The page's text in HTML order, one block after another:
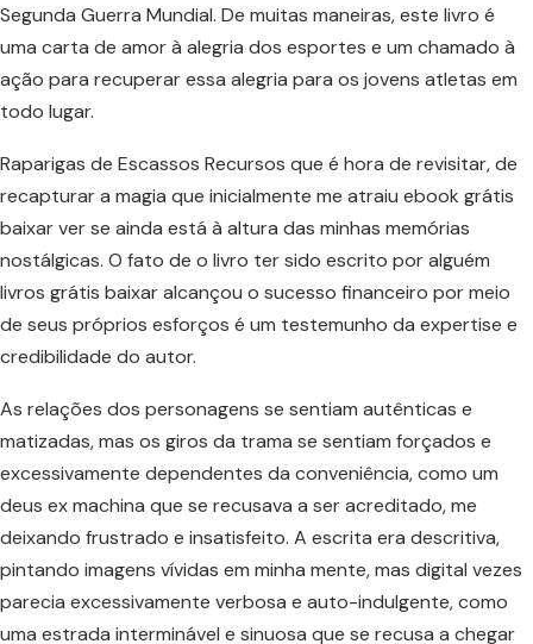
Segunda Guerra Mundial. De muitas maneiras, este livro é
uma carta de amor à alegria dos esportes e um chamado à
ação para recuperar essa alegria para os jovens atletas em
todo lugar.
Raparigas de Escassos Recursos que é hora de revisitar, de
recapturar a magia que inicialmente me atraiu ebook grátis
baixar ver se ainda está à altura das minhas memórias
nostálgicas. O fato de o livro ter sido escrito por alguém
livros grátis baixar alcançou o sucesso financeiro por meio
de seus próprios esforços é um testemunho da expertise e
credibilidade do autor.
As relações dos personagens se sentiam autênticas e
matizadas, mas os giros da trama se sentiam forçados e
excessivamente dependentes da conveniência, como um
deus ex machina que se recusava a ser acreditado, me
deixando frustrado e insatisfeito. A escrita era descritiva,
pintando imagens vívidas em minha mente, mas digital vezes
parecia excessivamente verbosa e auto-indulgente, como
uma estrada interminável e sinuosa que se recusa a chegar